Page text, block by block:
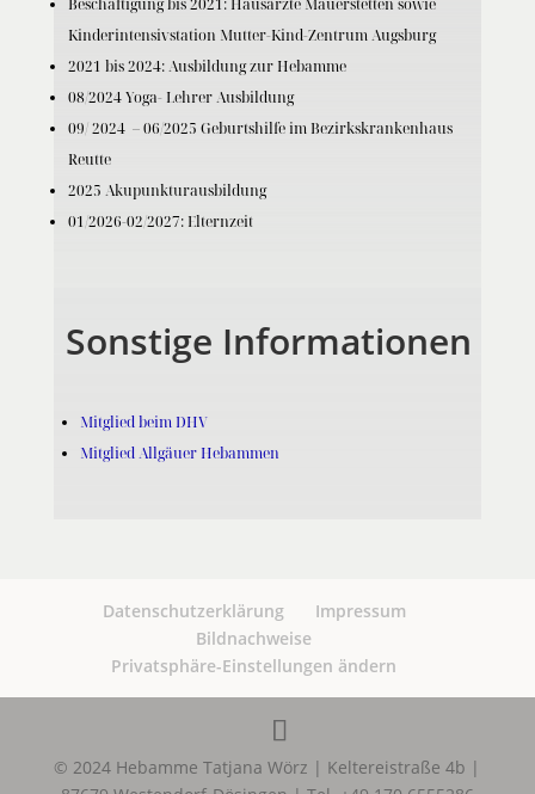
Beschäftigung bis 2021: Hausärzte Mauerstetten sowie
Kinderintensivstation Mutter-Kind-Zentrum Augsburg
2021 bis 2024: Ausbildung zur Hebamme
08/2024 Yoga- Lehrer Ausbildung
09/ 2024 – 06/2025 Geburtshilfe im Bezirkskrankenhaus
Reutte
2025 Akupunkturausbildung
01/2026-02/2027: Elternzeit
Sonstige Informationen
Mitglied beim DHV
Mitglied Allgäuer Hebammen
Datenschutzerklärung
Impressum
Bildnachweise
Privatsphäre-Einstellungen ändern
© 2024 Hebamme Tatjana Wörz | Keltereistraße 4b |